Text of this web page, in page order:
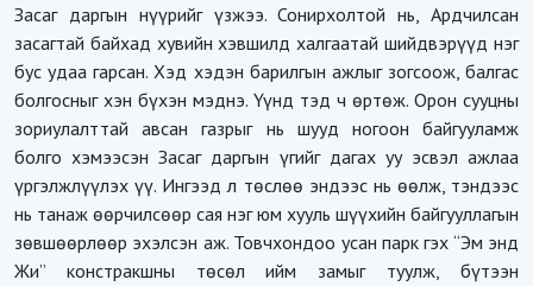
Засаг даргын нүүрийг үзжээ. Сонирхолтой нь, Ардчилсан
засагтай байхад хувийн хэвшилд халгаатай шийдвэрүүд нэг
бус удаа гарсан. Хэд хэдэн барилгын ажлыг зогсоож, балгас
болгосныг хэн бүхэн мэднэ. Үүнд тэд ч өртөж. Орон сууцны
зориулалттай авсан газрыг нь шууд ногоон байгууламж
болго хэмээсэн Засаг даргын үгийг дагах уу эсвэл ажлаа
үргэлжлүүлэх үү. Ингээд л төслөө эндээс нь өөлж, тэндээс
нь танаж өөрчилсөөр сая нэг юм хууль шүүхийн байгууллагын
зөвшөөрлөөр эхэлсэн аж. Товчхондоо усан парк гэх “Эм энд
Жи” констракшны төсөл ийм замыг туулж, бүтээн